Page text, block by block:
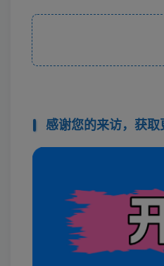
感谢您的来访，获取